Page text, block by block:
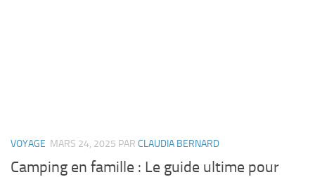
VOYAGE MARS 24, 2025 PAR CLAUDIA BERNARD
Camping en famille : Le guide ultime pour